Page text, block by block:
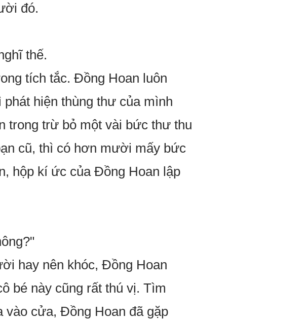
đó.
thế.
tích tắc. Đồng Hoan luôn
hiện thùng thư của mình
trong trừ bỏ một vài bức thư thu
cũ, thì có hơn mười mấy bức
hộp kí ức của Đồng Hoan lập
hay nên khóc, Đồng Hoan
bé này cũng rất thú vị. Tìm
vào cửa, Đồng Hoan đã gặp